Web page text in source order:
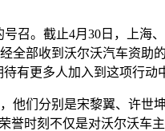
召。截止4月30日，上
全部收到沃尔沃汽车资
有更多人加入到这项行动
他们分别是宋黎翼、许
誉时刻不仅是对沃尔沃